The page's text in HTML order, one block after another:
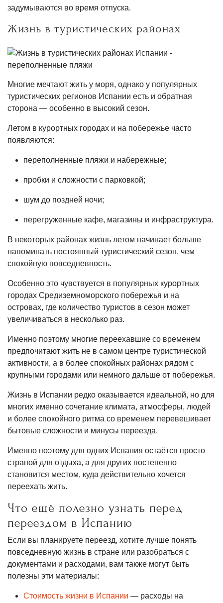
задумываются во время отпуска.
Жизнь в туристических районах
Многие мечтают жить у моря, однако у популярных
туристических регионов Испании есть и обратная
сторона — особенно в высокий сезон.
Летом в курортных городах и на побережье часто
появляются:
переполненные пляжи и набережные;
пробки и сложности с парковкой;
шум до поздней ночи;
перегруженные кафе, магазины и инфраструктура.
В некоторых районах жизнь летом начинает больше
напоминать постоянный туристический сезон, чем
спокойную повседневность.
Особенно это чувствуется в популярных курортных
городах Средиземноморского побережья и на
островах, где количество туристов в сезон может
увеличиваться в несколько раз.
Именно поэтому многие переехавшие со временем
предпочитают жить не в самом центре туристической
активности, а в более спокойных районах рядом с
крупными городами или немного дальше от побережья.
Жизнь в Испании редко оказывается идеальной, но для
многих именно сочетание климата, атмосферы, людей
и более спокойного ритма со временем перевешивает
бытовые сложности и минусы переезда.
Именно поэтому для одних Испания остаётся просто
страной для отдыха, а для других постепенно
становится местом, куда действительно хочется
переехать жить.
Что ещё полезно узнать перед
переездом в Испанию
Если вы планируете переезд, хотите лучше понять
повседневную жизнь в стране или разобраться с
документами и расходами, вам также могут быть
полезны эти материалы:
Стоимость жизни в Испании — расходы на